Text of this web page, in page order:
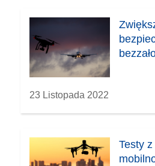
23 Listopada 2022
Testy